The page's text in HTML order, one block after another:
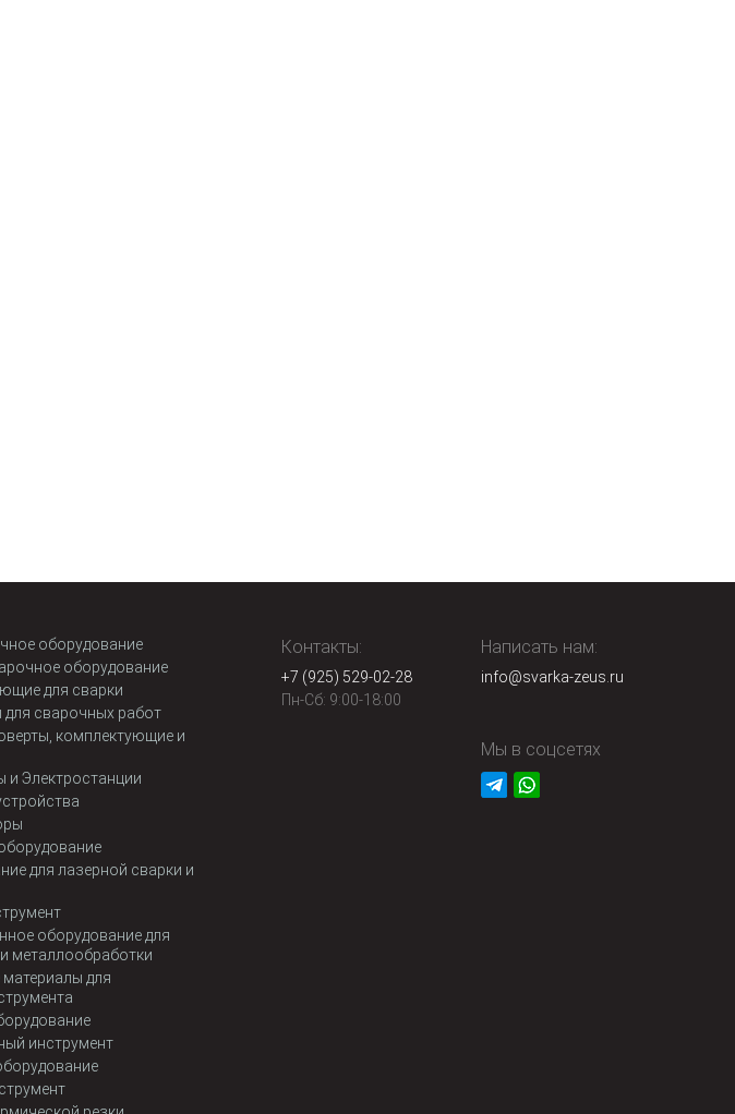
оборудование
оборудование
для сварки
для сварочных работ
комплектующие и
и Электростанции
для лазерной сварки и
оборудование для
металлообработки
для
инструмент
Контакты:
+7 (925) 529-02-28
Пн-Сб: 9:00-18:00
Написать нам:
info@svarka-zeus.ru
Мы в соцсетях